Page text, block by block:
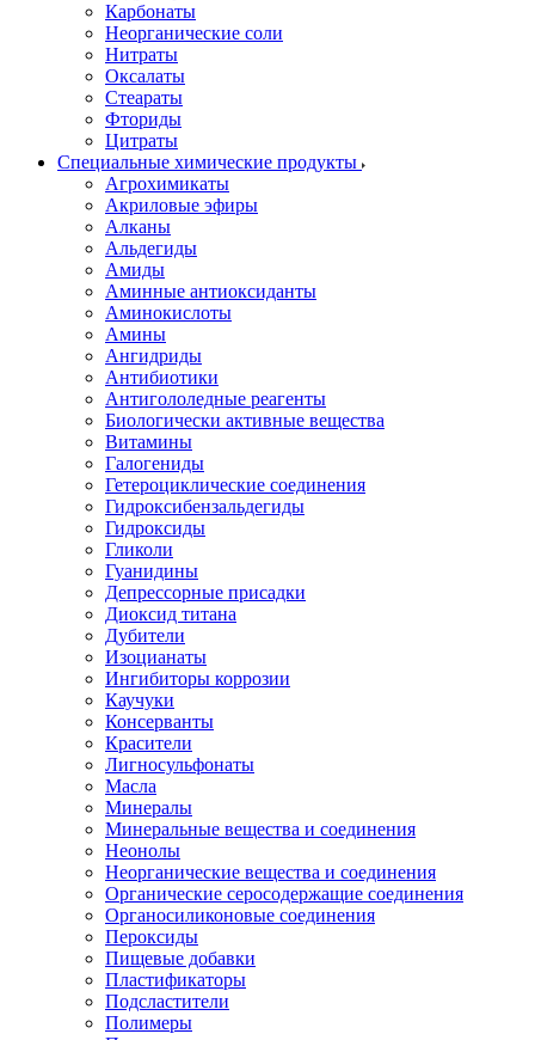
Карбонаты
Неорганические соли
Нитраты
Оксалаты
Стеараты
Фториды
Цитраты
Специальные химические продукты
Агрохимикаты
Акриловые эфиры
Алканы
Альдегиды
Амиды
Аминные антиоксиданты
Аминокислоты
Амины
Ангидриды
Антибиотики
Антигололедные реагенты
Биологически активные вещества
Витамины
Галогениды
Гетероциклические соединения
Гидроксибензальдегиды
Гидроксиды
Гликоли
Гуанидины
Депрессорные присадки
Диоксид титана
Дубители
Изоцианаты
Ингибиторы коррозии
Каучуки
Консерванты
Красители
Лигносульфонаты
Масла
Минералы
Минеральные вещества и соединения
Неонолы
Неорганические вещества и соединения
Органические серосодержащие соединения
Органосиликоновые соединения
Пероксиды
Пищевые добавки
Пластификаторы
Подсластители
Полимеры